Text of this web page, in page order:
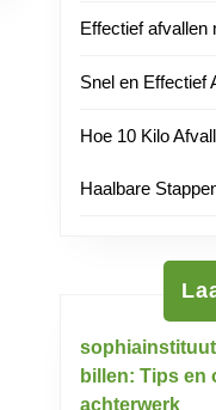
Effectief afvallen
Snel en Effectief
Hoe 10 Kilo
Haalbare
billen: Tips en
achterwerk